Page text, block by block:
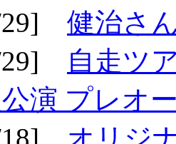
29] 健治さ
29]
自走ツ
演 プレオ
18] オリジ